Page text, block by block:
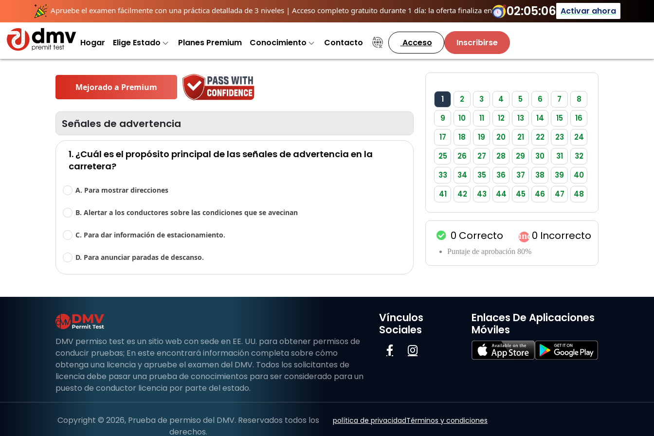
Apruebe el examen fácilmente con una práctica detallada de 3 niveles | Acceso completo gratuito durante 1 día: la oferta finaliza en 02:05:06 Activar ahora
Hogar Elige Estado Planes Premium Conocimiento Contacto Acceso Inscribirse
Mejorado a Premium
Señales de advertencia
1. ¿Cuál es el propósito principal de las señales de advertencia en la
carretera?
A. Para mostrar direcciones
B. Alertar a los conductores sobre las condiciones que se avecinan
C. Para dar información de estacionamiento.
D. Para anunciar paradas de descanso.
1 2 3 4 5 6 7
8
9
10 11 12 13 14 15
16
17
18 19 20 21 22 23
24
25
26 27 28 29 30 31
32
33
34 35 36 37 38 39
40
41
42 43 44 45 46 47 48
0 Correcto incógnita
0 Incorrecto
Puntaje de aprobación 80%
DMV permiso test es un sitio web con sede en EE. UU. para obtener permisos de
conducir pruebas; En este encontrará información completa sobre cómo
obtenga una licencia y apruebe el examen del DMV. Todos los solicitantes de
licencia debe pasar una prueba de conocimientos para ser considerado para un
puesto de conductor licencia por parte del estado.
Vínculos
Sociales
Enlaces De Aplicaciones
Móviles
Copyright © 2026, Prueba de permiso del DMV. Reservados todos los
derechos.
política de privacidadTérminos y condiciones